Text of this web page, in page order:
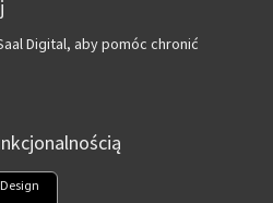
Digital, aby pomóc chronić